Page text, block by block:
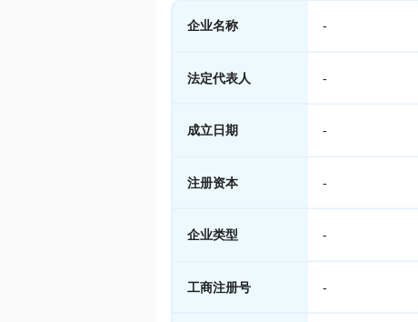
企业名称 -
法定代表人 -
成立日期 -
注册资本 -
企业类型 -
工商注册号 -